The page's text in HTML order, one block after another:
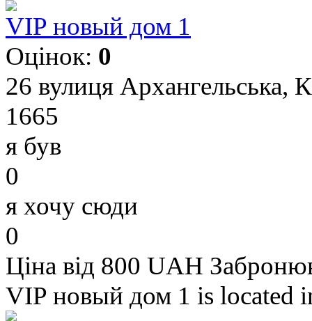
VIP новый дом 1
Оцінок: 0
26 вулиця Архангельська,
1665
я був
0
я хочу сюди
0
Ціна від 800 UAH
VIP новый дом 1 is located